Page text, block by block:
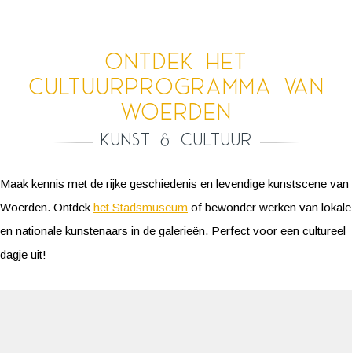
Ontdek het
cultuurprogramma van
Woerden
Kunst & Cultuur
Maak kennis met de rijke geschiedenis en levendige kunstscene van
Woerden. Ontdek het Stadsmuseum of bewonder werken van lokale
en nationale kunstenaars in de galerieën. Perfect voor een cultureel
dagje uit!